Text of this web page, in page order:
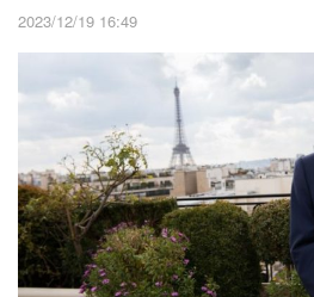
2023/12/19 16:49